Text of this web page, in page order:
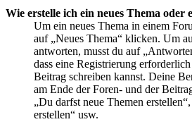
Wie erstelle ich ein neues Thema oder
Um ein neues Thema in einem
auf „Neues Thema“ klicken. Um
antworten, musst du auf
dass eine Registrierung
Beitrag schreiben kannst. Deine
am Ende der Foren- und der
„Du darfst neue Themen
erstellen“ usw.